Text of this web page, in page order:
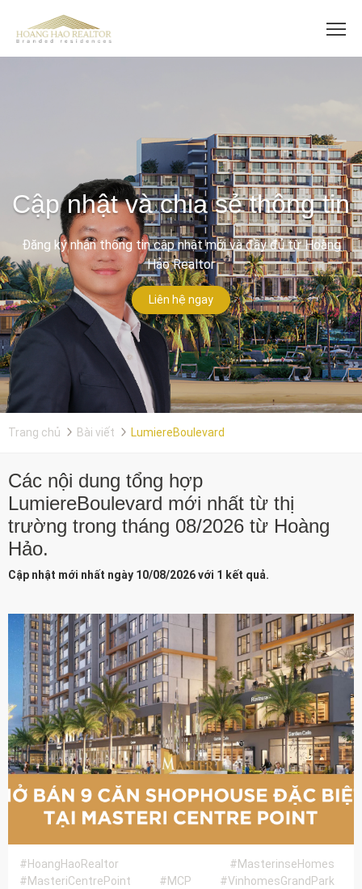
Cập nhật và chia sẻ thông tin
Đăng ký nhận thông tin cập nhật mới và đầy đủ từ Hoàng
Hảo Realtor
Liên hệ ngay
Trang chủ Bài viết LumiereBoulevard
Các nội dung tổng hợp
LumiereBoulevard mới nhất từ thị
trường trong tháng 08/2026 từ Hoàng
Hảo.
Cập nhật mới nhất ngày 10/08/2026 với 1 kết quả.
#HoangHaoRealtor
#MasterinseHomes
#MasteriCentrePoint
#MCP
#VinhomesGrandPark